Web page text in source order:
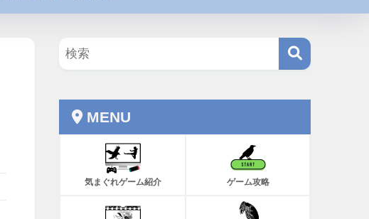
MENU
気まぐれゲーム紹介 ゲーム攻略